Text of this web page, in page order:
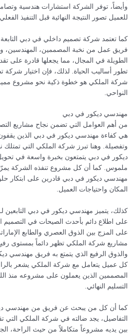
وأيضاً، توفر الشركة استشارات هندسية وتصاميم
للعميل تصور النتيجة النهائية قبل التنفيذ الفعلي.
كما تعتمد شركة تصميم داخلي في دبي
فريق عمل من نخبة المصممين، المهندسين،
الطويلة في المجال، مما يجعلها قادرة على
تطور أساليب الحياة. لذلك، فإن اختيار
شركة الملكي هو خطوة ذكية نحو مشروع
النواحي.
مهندسي ديكور في دبي
من أهم العوامل التي تضمن نجاح مشاريع
هي كفاءة مهندسي ديكور في دبي الذين
وتفصيلة. وهنا تبرز شركة الملكي التي
ديكور في دبي يتمتعون بخبرة واسعة في
ملموس. كما أن كل مشروع تنفذه الشركة
مهندسي ديكور في دبي قادرين على ابتكار
المكان واحتياجات العميل.
كذلك، يتميز مهندسي ديكور في دبي التابعين
على اطلاع دائم بأحدث الصيحات في التصميم
على المزج بين الذوق العصري والطابع
مشاريع شركة الملكي تظهر دائماً بمستوى
والذوق الرفيع الذي يتمتع به فريق مهندسي
كل عميل يتعامل مع شركة الملكي يشعر
المصممين الذين يعملون على مشروعه منذ
التسليم النهائي.
كما أن كل من يبحث عن فريق من مهندسي
التفاصيل، يجد ضالته في شركة الملكي التي
بين يديه مشروعاً متكاملاً من حيث الراحة،